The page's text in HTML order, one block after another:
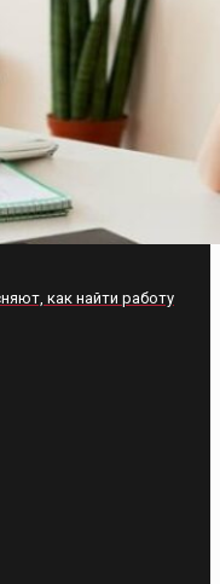
как найти работу